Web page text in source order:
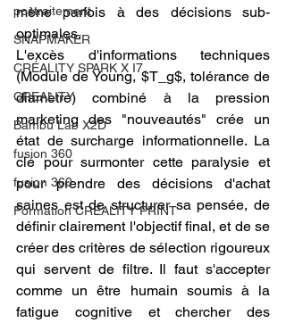
postraitement
SNAPMAKER
CRÉALITY SPARK X I7
CREALITY
Bambu Lab X2D
fusion 360
fusion 360
Formation CREALITY PRINT
mène parfois à des décisions sub-
optimales.
L'excès d'informations techniques
(Module de Young, $T_g$, tolérance de
diamètre) combiné à la pression
marketing des "nouveautés" crée un
état de surcharge informationnelle. La
clé pour surmonter cette paralysie et
pour prendre des décisions d'achat
saines est de structurer sa pensée, de
définir clairement l'objectif final, et de se
créer des critères de sélection rigoureux
qui servent de filtre. Il faut s'accepter
comme un être humain soumis à la
fatigue cognitive et chercher des